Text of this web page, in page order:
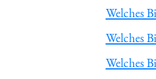
Welches
Welches
Welches